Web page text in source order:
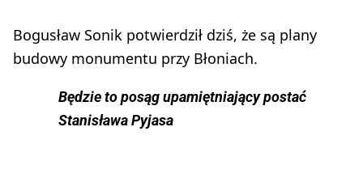
Bogusław Sonik potwierdził dziś, że są plany
budowy monumentu przy Błoniach.
Będzie to posąg upamiętniający postać
Stanisława Pyjasa